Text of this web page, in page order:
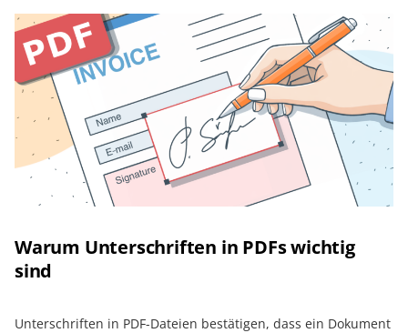
Warum Unterschriften in PDFs wichtig
sind
Unterschriften in PDF-Dateien bestätigen, dass ein Dokument